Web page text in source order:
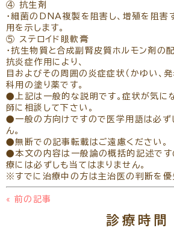
④ 抗生剤
・細菌のDNA複製を阻害し、増殖を阻害
用を示します。
⑤ ステロイド眼軟膏
・抗生物質と合成副腎皮質ホルモン剤の
抗炎症作用により、
目およびその周囲の炎症症状（かゆい、
科用の塗り薬です。
●上記は一般的な説明です。症状が気に
師に相談して下さい。
●一般の方向けですので医学用語は必ず
ん。
●無断での記事転載はご遠慮ください。
●本文の内容は一般論の概括的記述です
療には必ずしも当てはまりません。
※すでに治療中の方は主治医の判断を優
« 前の記事
診療時間